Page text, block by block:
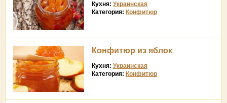
Кухня: Украинская
Категория: Конфитюр
Конфитюр из яблок
Кухня: Украинская
Категория: Конфитюр